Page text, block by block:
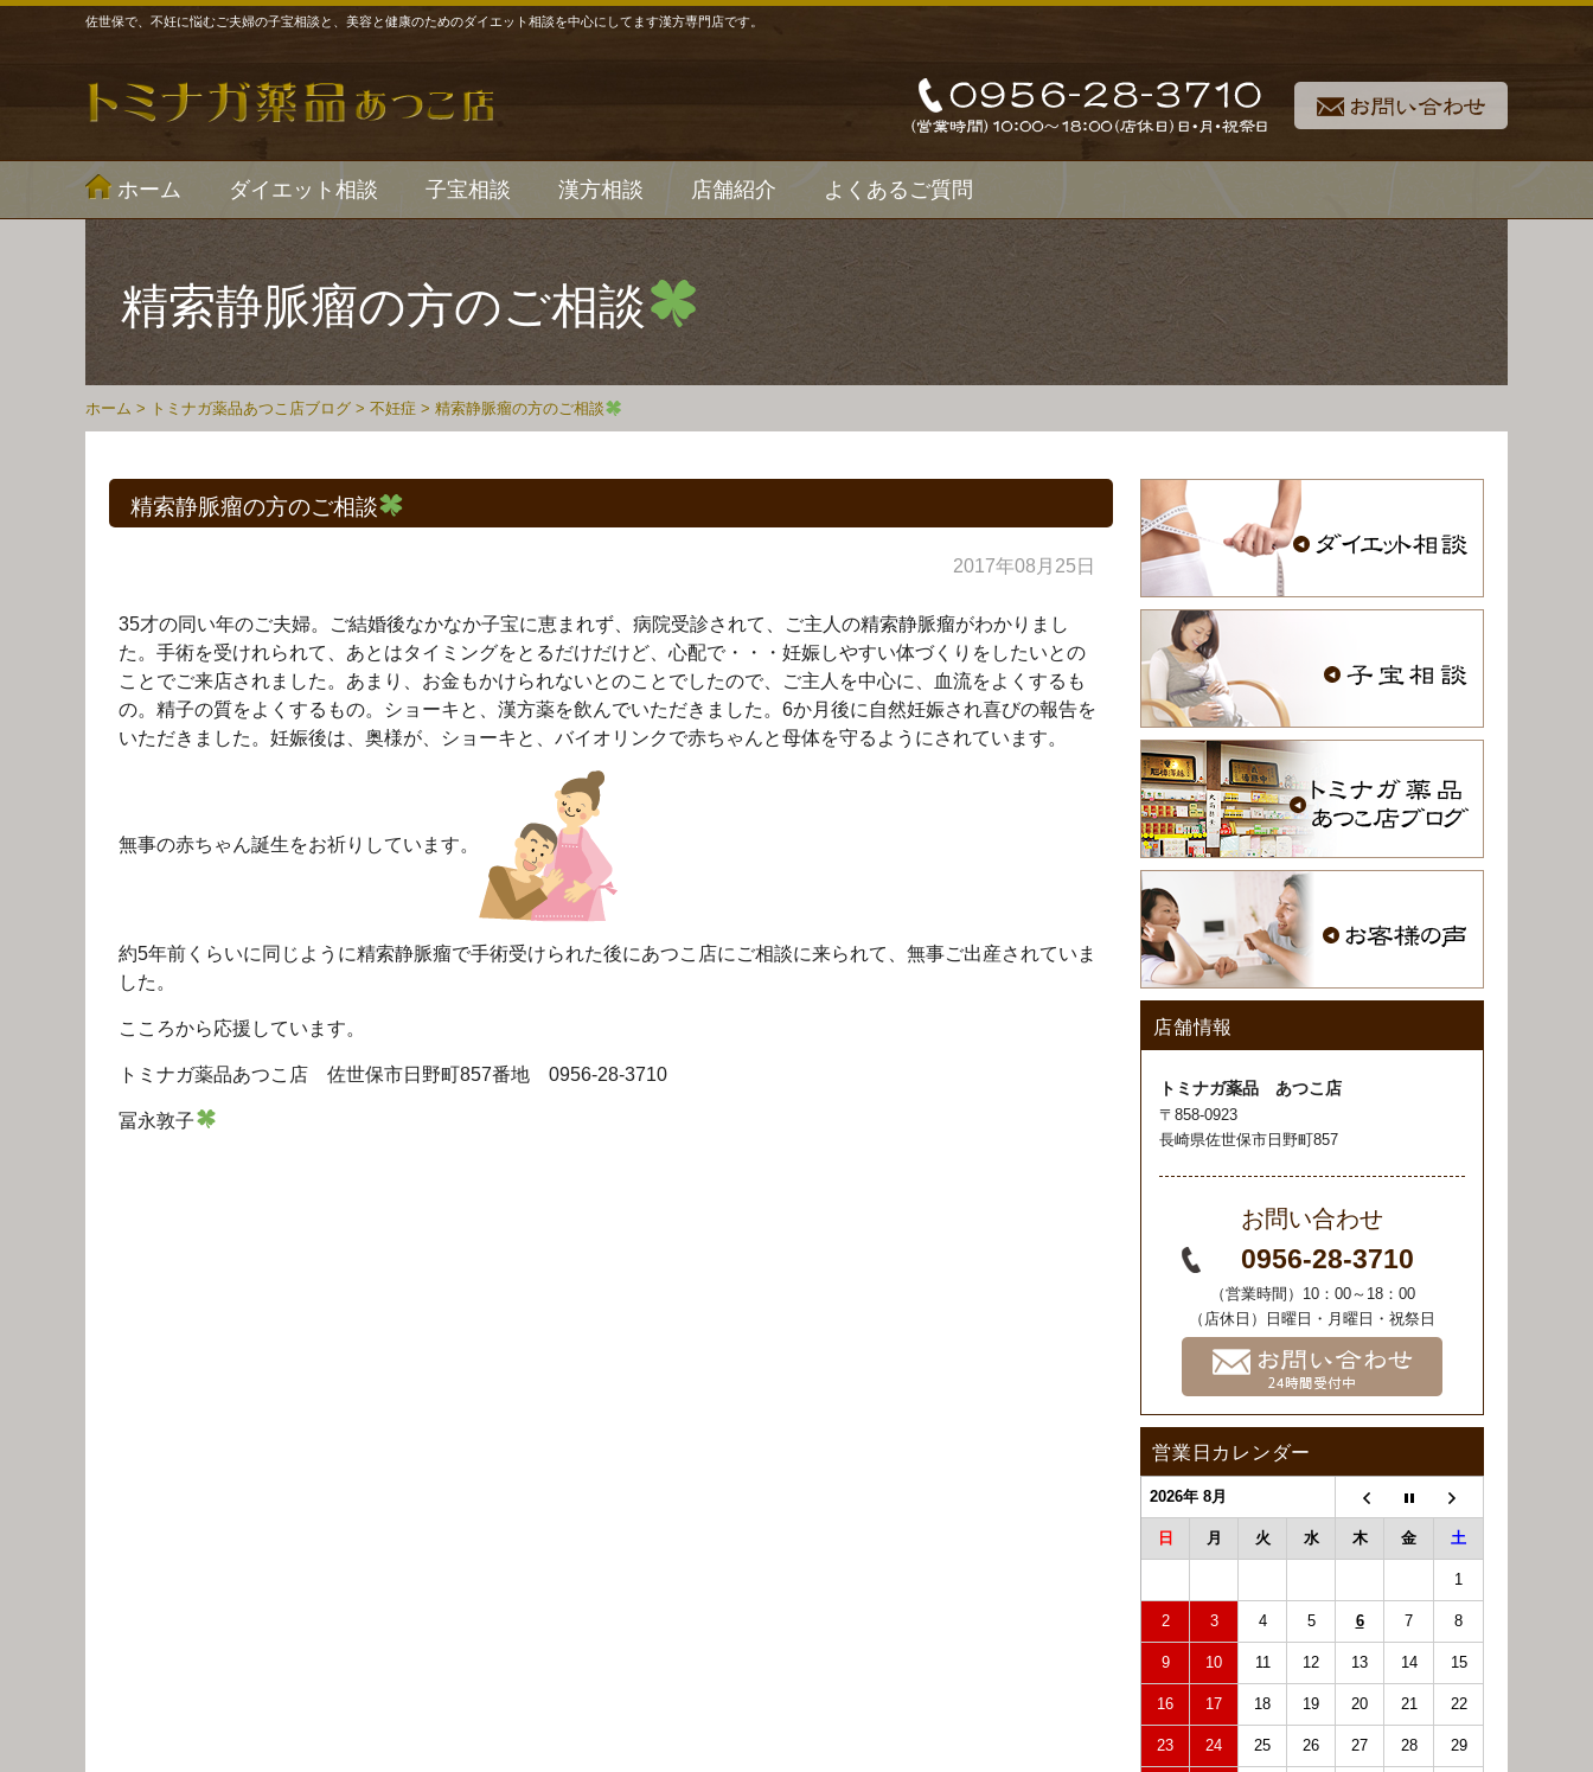
佐世保で、不妊に悩むご夫婦の子宝相談と、美容と健康のためのダイエット相談を中心にしてます漢方専門店です。
ホーム ダイエット相談 子宝相談 漢方相談 店舗紹介 よくあるご質問
精索静脈瘤の方のご相談
ホーム > トミナガ薬品あつこ店ブログ > 不妊症 > 精索静脈瘤の方のご相談
精索静脈瘤の方のご相談
2017年08月25日
35才の同い年のご夫婦。ご結婚後なかなか子宝に恵まれず、病院受診されて、ご主人の精索静脈瘤がわかりまし
た。手術を受けれられて、あとはタイミングをとるだけだけど、心配で・・・妊娠しやすい体づくりをしたいとの
ことでご来店されました。あまり、お金もかけられないとのことでしたので、ご主人を中心に、血流をよくするも
の。精子の質をよくするもの。ショーキと、漢方薬を飲んでいただきました。6か月後に自然妊娠され喜びの報告を
いただきました。妊娠後は、奥様が、ショーキと、バイオリンクで赤ちゃんと母体を守るようにされています。
無事の赤ちゃん誕生をお祈りしています。
約5年前くらいに同じように精索静脈瘤で手術受けられた後にあつこ店にご相談に来られて、無事ご出産されていま
した。
こころから応援しています。
トミナガ薬品あつこ店 佐世保市日野町857番地 0956-28-3710
冨永敦子
店舗情報
トミナガ薬品 あつこ店
〒858-0923
長崎県佐世保市日野町857
お問い合わせ
0956-28-3710
（営業時間）10：00～18：00
（店休日）日曜日・月曜日・祝祭日
営業日カレンダー
2026年 8月
日 月 火 水 木 金 土
1
2 3 4 5 6 7 8
9 10 11 12 13 14 15
16 17 18 19 20 21 22
23 24 25 26 27 28 29